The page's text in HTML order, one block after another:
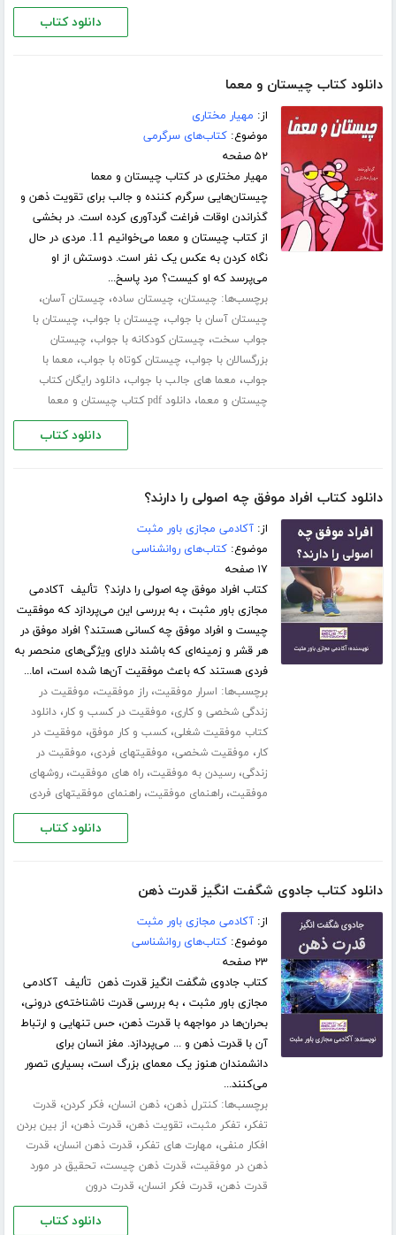
دانلود کتاب
دانلود کتاب چیستان و معما
از: مهیار مختاری
موضوع:کتاب‌های سرگرمی
۵۲ صفحه
مهیار مختاری در کتاب چیستان و معما
چیستان‌هایی سرگرم کننده و جالب برای تقویت ذهن و
گذراندن اوقات فراغت گردآوری کرده است. در بخشی
از کتاب چیستان و معما می‌خوانیم 11. مردی در حال
نگاه کردن به عکس یک نفر است. دوستش از او
می‌پرسد که او کیست؟ مرد پاسخ...
برچسب‌ها: چیستان، چیستان ساده، چیستان آسان،
چیستان آسان با جواب، چیستان با جواب، چیستان با
جواب سخت، چیستان کودکانه با جواب، چیستان
بزرگسالان با جواب، چیستان کوتاه با جواب، معما با
جواب، معما های جالب با جواب،دانلود رایگان کتاب
چیستان و معما،دانلود pdf کتاب چیستان و معما
دانلود کتاب
دانلود کتاب افراد موفق چه اصولی را دارند؟
از:آکادمی مجازی باور مثبت
موضوع:کتاب‌های روانشناسی
۱۷ صفحه
کتاب افراد موفق چه اصولی را دارند؟ تألیف آکادمی
مجازی باور مثبت ، به بررسی این می‌پردازد که موفقیت
چیست و افراد موفق چه کسانی هستند؟ افراد موفق در
هر قشر و زمینه‌ای که باشند دارای ویژگی‌های منحصر به
فردی هستند که باعث موفقیت آن‌ها شده است، اما...
برچسب‌ها: اسرار موفقیت،راز موفقیت، موفقیت در
زندگی شخصی و کاری، موفقیت در کسب و کار،دانلود
کتاب موفقیت شغلی،کسب و کار موفق، موفقیت در
کار، موفقیت شخصی، موفقیتهای فردی، موفقیت در
زندگی،رسیدن به موفقیت،راه های موفقیت،روشهای
موفقیت،راهنمای موفقیت،راهنمای موفقیتهای فردی
دانلود کتاب
دانلود کتاب جادوی شگفت انگیز قدرت ذهن
از:آکادمی مجازی باور مثبت
موضوع:کتاب‌های روانشناسی
۲۳ صفحه
کتاب جادوی شگفت انگیز قدرت ذهن تألیف آکادمی
مجازی باور مثبت ، به بررسی قدرت ناشناخته‌ی درونی،
بحران‌ها در مواجهه با قدرت ذهن، حس تنهایی و ارتباط
آن با قدرت ذهن و ... می‌پردازد. مغز انسان برای
دانشمندان هنوز یک معمای بزرگ است، بسیاری تصور
می‌کنند...
برچسب‌ها:کنترل ذهن،ذهن انسان، فکر کردن، قدرت
تفکر، تفکر مثبت، تقویت ذهن، قدرت ذهن، از بین بردن
افکار منفی، مهارت های تفکر، قدرت ذهن انسان، قدرت
ذهن در موفقیت، قدرت ذهن چیست، تحقیق در مورد
قدرت ذهن، قدرت فکر انسان، قدرت درون
دانلود کتاب